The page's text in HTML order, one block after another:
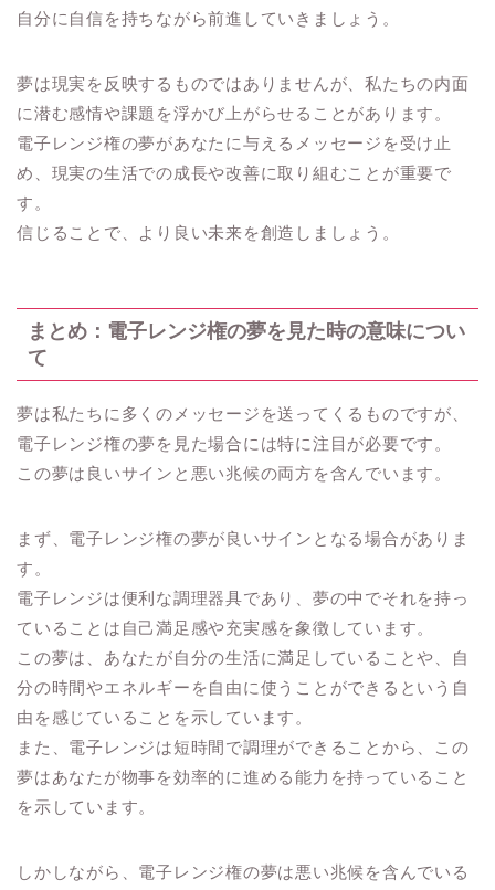
自分に自信を持ちながら前進していきましょう。
夢は現実を反映するものではありませんが、私たちの内面
に潜む感情や課題を浮かび上がらせることがあります。
電子レンジ権の夢があなたに与えるメッセージを受け止
め、現実の生活での成長や改善に取り組むことが重要で
す。
信じることで、より良い未来を創造しましょう。
まとめ：電子レンジ権の夢を見た時の意味につい
て
夢は私たちに多くのメッセージを送ってくるものですが、
電子レンジ権の夢を見た場合には特に注目が必要です。
この夢は良いサインと悪い兆候の両方を含んでいます。
まず、電子レンジ権の夢が良いサインとなる場合がありま
す。
電子レンジは便利な調理器具であり、夢の中でそれを持っ
ていることは自己満足感や充実感を象徴しています。
この夢は、あなたが自分の生活に満足していることや、自
分の時間やエネルギーを自由に使うことができるという自
由を感じていることを示しています。
また、電子レンジは短時間で調理ができることから、この
夢はあなたが物事を効率的に進める能力を持っていること
を示しています。
しかしながら、電子レンジ権の夢は悪い兆候を含んでいる